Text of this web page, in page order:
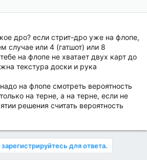
дро? если стрит-дро уже на флопе,
случае или 4 (гатшот) или 8
на флопе не хватает двух карт до
текстура доски и рука
на флопе смотреть вероятность
на терне, а на терне, если не
решения считать вероятность
для ответа.